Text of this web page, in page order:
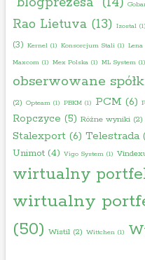
Rao Lietuva(13) Izostal(1)
(3) Kernel(1) Konsorcjum Stali(1) Lena
Maxcom(1) Mex Polska(1) ML System(1)
obserwowane
(2) Opteam(1) PBKM(1) PCM (6)
Ropczyce (5) Różne wyniki(2)
Stalexport(6) Telestrada
Unimot(4) Vigo System(1)
wirtualny
wirtualny
(50) Wistil(2) Wittchen(1)